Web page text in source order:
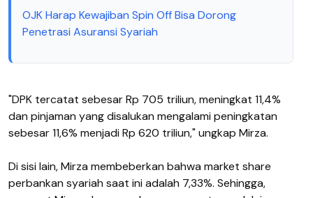
OJK Harap Kewajiban Spin Off Bisa Dorong
Penetrasi Asuransi Syariah
"DPK tercatat sebesar Rp 705 triliun, meningkat 11,4%
dan pinjaman yang disalukan mengalami peningkatan
sebesar 11,6% menjadi Rp 620 triliun," ungkap Mirza.
Di sisi lain, Mirza membeberkan bahwa market share
perbankan syariah saat ini adalah 7,33%. Sehingga,